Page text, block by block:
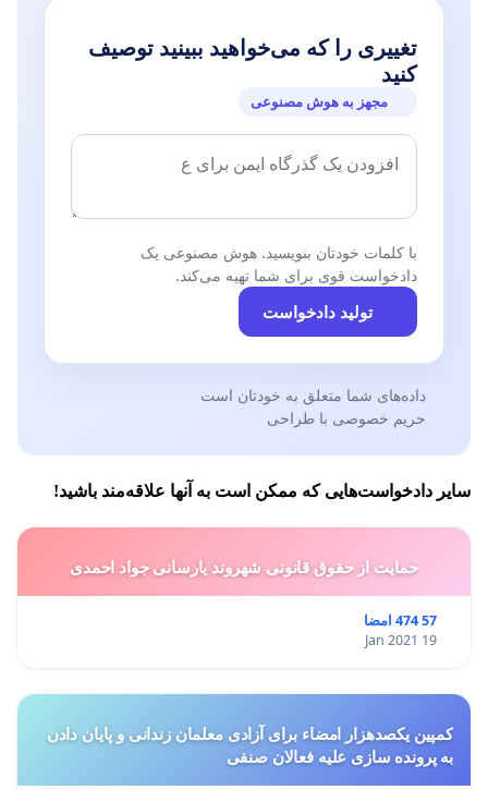
تغییری را که می‌خواهید ببینید توصیف
کنید
مجهز به هوش مصنوعی
با کلمات خودتان بنویسید. هوش مصنوعی یک
دادخواست قوی برای شما تهیه می‌کند.
تولید دادخواست
داده‌های شما متعلق به خودتان است
حریم خصوصی با طراحی
سایر دادخواست‌هایی که ممکن است به آنها علاقه‌مند باشید!
حمایت از حقوق قانونی شهروند یارسانی جواد احمدی
57 474 امضا
19 Jan 2021
کمپین یکصدهزار امضاء برای آزادی معلمان زندانی و پایان دادن
به پرونده سازی علیه فعالان صنفی